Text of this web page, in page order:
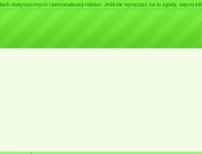
statystycznych i personalizacji reklam. Jeśli nie wyrażasz na to zgody, więcej